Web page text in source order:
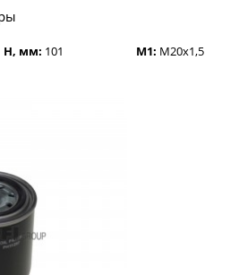
H, мм: 101 M1: M20x1,5